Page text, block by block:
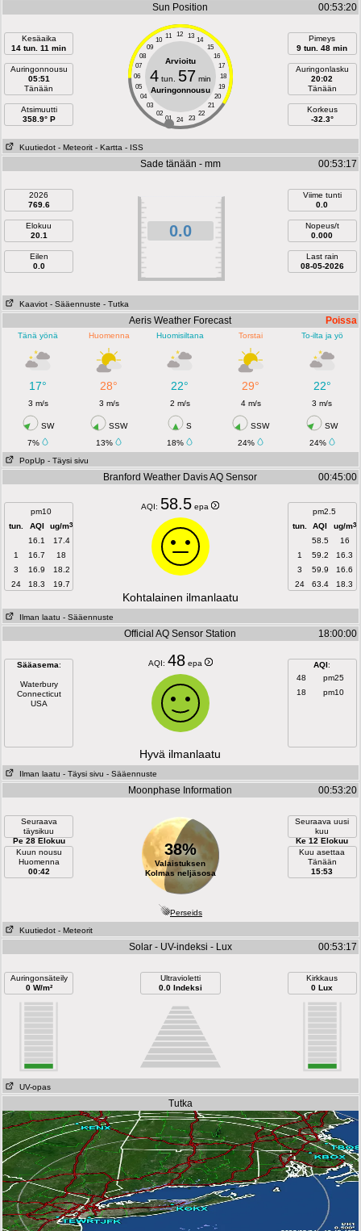
Sun Position 00:53:20
Kesäaika
14 tun. 11 min
Auringonnousu
05:51
Tänään
Atsimuutti
358.9° P
12
11 13
10
14
09
15
08
16
07
17
06
18
05
19
04
20
03
21
02
22
01 23
24
Arvioitu
4tun. 57 min
Auringonnousu
Pimeys
9 tun. 48 min
Auringonlasku
20:02
Tänään
Korkeus
-32.3°
Kuutiedot - Meteorit - Kartta - ISS
Sade tänään - mm 00:53:17
2026
769.6
Elokuu
20.1
Eilen
0.0
0.0
Viime tunti
0.0
Nopeus/t
0.000
Last rain
08-05-2026
Kaaviot - Sääennuste - Tutka
Aeris Weather Forecast Poissa
Tänä yönä Huomenna Huomisiltana Torstai To-ilta ja yö
17° 28° 22° 29° 22°
3 m/s 3 m/s 2 m/s 4 m/s 3 m/s
SW SSW S SSW
SW
7%
13% 18% 24%
24%
PopUp - Täysi sivu
Branford Weather Davis AQ Sensor 00:45:00
pm10
tun.
AQI ug/m3
16.1
17.4
1
16.7
18
3
16.9
18.2
24
18.3 19.7
AQI: 58.5 epa
pm2.5
tun.
AQI ug/m3
58.5
16
1
59.2
16.3
3
59.9
16.6
24
63.4 18.3
Kohtalainen ilmanlaatu
Ilman laatu - Sääennuste
Official AQ Sensor Station 18:00:00
Sääasema:
Waterbury
Connecticut
USA
AQI: 48 epa AQI:
48
pm25
18
pm10
Hyvä ilmanlaatu
Ilman laatu - Täysi sivu - Sääennuste
Moonphase Information 00:53:20
Seuraava
täysikuu
Pe 28 Elokuu
Kuun nousu
Huomenna
00:42
38%
Valaistuksen
Kolmas neljäsosa
Seuraava uusi
kuu
Ke 12 Elokuu
Kuu asettaa
Tänään
15:53
Perseids
Kuutiedot - Meteorit
Solar - UV-indeksi - Lux 00:53:17
Auringonsäteily
0 W/m²
Ultravioletti
0.0 Indeksi
Kirkkaus
0 Lux
UV-opas
Tutka